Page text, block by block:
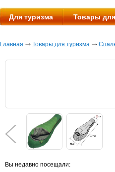
Для туризма Товары
Главная Товары для туризма
Вы недавно посещали: